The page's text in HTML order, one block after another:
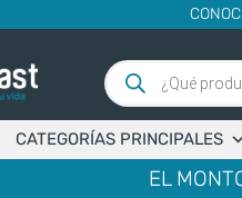
Búsqueda
de
productos
CATEGORÍAS PRINCIPALES
EL